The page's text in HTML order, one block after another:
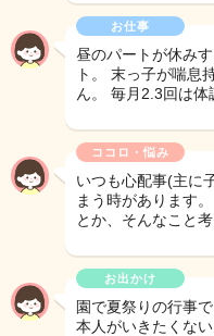
お仕事
昼のパートが休み
ト。 末っ子が喘息
ん。 毎月2.3回は
ココロ・悩み
いつも心配事(主に
まう時があります
とか、そんなこと
お出かけ
園で夏祭りの行事
本人がいきたくな